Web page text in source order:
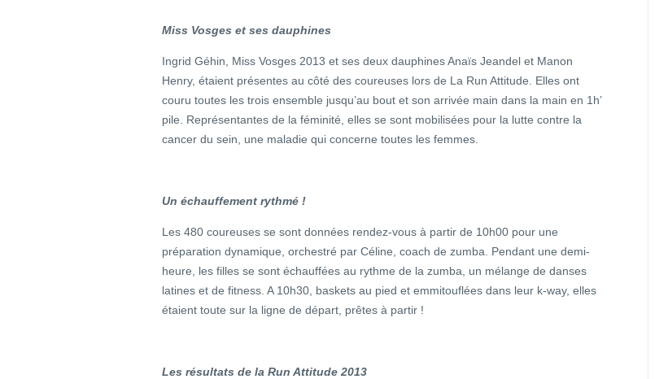
Miss Vosges et ses dauphines
Ingrid Géhin, Miss Vosges 2013 et ses deux dauphines Anaïs Jeandel et Manon
Henry, étaient présentes au côté des coureuses lors de La Run Attitude. Elles ont
couru toutes les trois ensemble jusqu’au bout et son arrivée main dans la main en 1h’
pile. Représentantes de la féminité, elles se sont mobilisées pour la lutte contre la
cancer du sein, une maladie qui concerne toutes les femmes.
Un échauffement rythmé !
Les 480 coureuses se sont données rendez-vous à partir de 10h00 pour une
préparation dynamique, orchestré par Céline, coach de zumba. Pendant une demi-
heure, les filles se sont échauffées au rythme de la zumba, un mélange de danses
latines et de fitness. A 10h30, baskets au pied et emmitouflées dans leur k-way, elles
étaient toute sur la ligne de départ, prêtes à partir !
Les résultats de la Run Attitude 2013